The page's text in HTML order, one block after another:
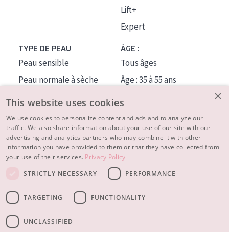
Lift+
Expert
TYPE DE PEAU
Peau sensible
Peau normale à sèche
Peau mixte ou grasse
Peau mature
Peau ménopausée
ÂGE :
Tous âges
Âge : 35 à 55 ans
À PROPOS
CONSEILS BEAUTÉ
×
This website uses cookies
We use cookies to personalize content and ads and to analyze our
traffic. We also share information about your use of our site with our
advertising and analytics partners who may combine it with other
information you have provided to them or that they have collected from
your use of their services. Privacy Policy
STRICTLY NECESSARY
PERFORMANCE
TARGETING FUNCTIONALITY
UNCLASSIFIED